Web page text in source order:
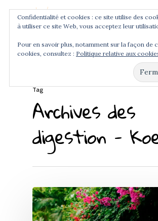
Hit enter to search or ESC to
Tag
Archives des
digestion -
Confidentialité et cookies : ce site utilise des
à utiliser ce site Web, vous acceptez leur
Pour en savoir plus, notamment sur la façon de
cookies, consultez : Politique relative aux